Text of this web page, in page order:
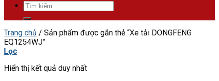
Tìm
kiếm:
Trang chủ / Sản phẩm được gắn thẻ “Xe tải DONGFENG
EQ1254WJ”
Lọc
Hiển thị kết quả duy nhất